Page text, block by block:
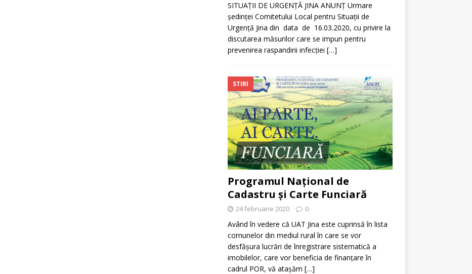
SITUAŢII DE URGENŢĂ JINA ANUNȚ Urmare
ședinței Comitetului Local pentru Situații de
Urgență Jina din data de 16.03.2020, cu privire la
discutarea măsurilor care se impun pentru
prevenirea raspandirii infecției […]
STIRI
Programul Național de
Cadastru și Carte Funciară
24 februarie 2020 0
Având în vedere că UAT Jina este cuprinsă în lista
comunelor din mediul rural în care se vor
desfășura lucrări de înregistrare sistematică a
imobilelor, care vor beneficia de finanțare în
cadrul POR, vă atașăm […]